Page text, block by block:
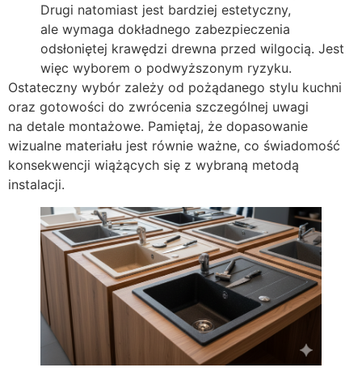
Drugi natomiast jest bardziej estetyczny,
ale wymaga dokładnego zabezpieczenia
odsłoniętej krawędzi drewna przed wilgocią. Jest
więc wyborem o podwyższonym ryzyku.
Ostateczny wybór zależy od pożądanego stylu kuchni
oraz gotowości do zwrócenia szczególnej uwagi
na detale montażowe. Pamiętaj, że dopasowanie
wizualne materiału jest równie ważne, co świadomość
konsekwencji wiążących się z wybraną metodą
instalacji.